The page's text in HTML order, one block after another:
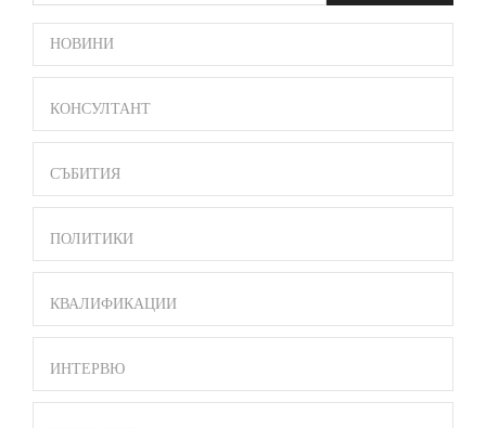
SIDE
BAR
MENU
НОВИНИ
КОНСУЛТАНТ
СЪБИТИЯ
ПОЛИТИКИ
КВАЛИФИКАЦИИ
ИНТЕРВЮ